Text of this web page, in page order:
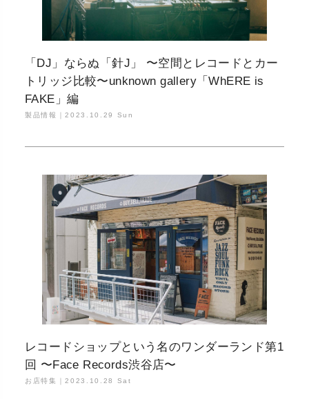
「DJ」ならぬ「針J」 〜空間とレコードとカー
トリッジ比較〜unknown gallery「WhERE is
FAKE」編
製品情報｜2023.10.29 Sun
レコードショップという名のワンダーランド第1
回 〜Face Records渋谷店〜
お店特集｜2023.10.28 Sat